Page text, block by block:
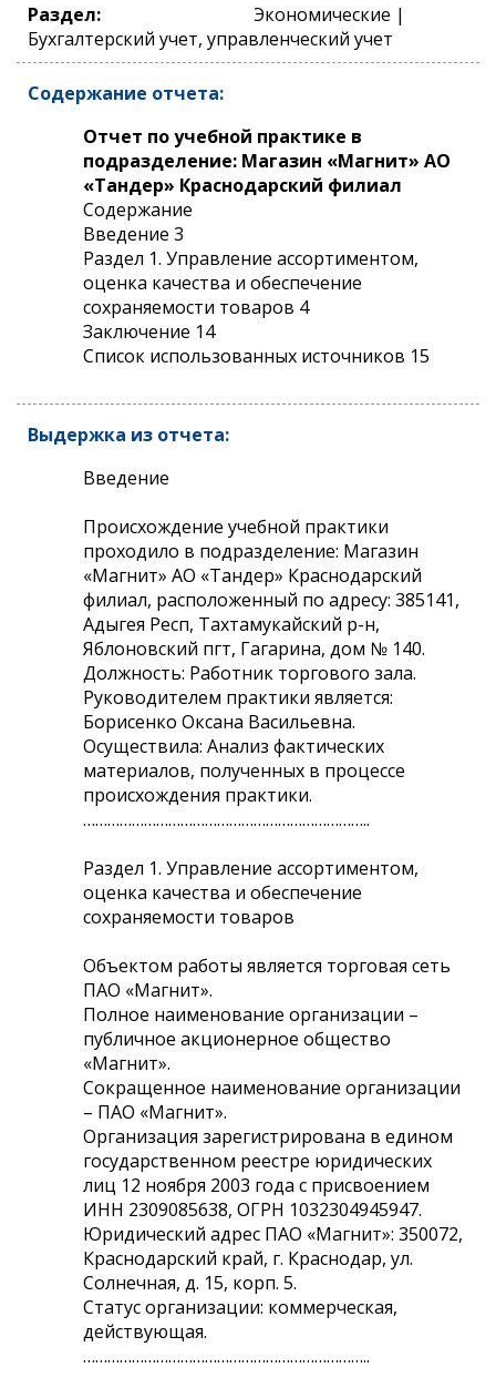
Раздел:
Экономические |
Бухгалтерский учет, управленческий учет
Содержание отчета:
Отчет по учебной практике в
подразделение: Магазин «Магнит» АО
«Тандер» Краснодарский филиал
Содержание
Введение 3
Раздел 1. Управление ассортиментом,
оценка качества и обеспечение
сохраняемости товаров 4
Заключение 14
Список использованных источников 15
Выдержка из отчета:
Введение
Происхождение учебной практики
проходило в подразделение: Магазин
«Магнит» АО «Тандер» Краснодарский
филиал, расположенный по адресу: 385141,
Адыгея Респ, Тахтамукайский р-н,
Яблоновский пгт, Гагарина, дом № 140.
Должность: Работник торгового зала.
Руководителем практики является:
Борисенко Оксана Васильевна.
Осуществила: Анализ фактических
материалов, полученных в процессе
происхождения практики.
……………………………………………………………..
Раздел 1. Управление ассортиментом,
оценка качества и обеспечение
сохраняемости товаров
Объектом работы является торговая сеть
ПАО «Магнит».
Полное наименование организации –
публичное акционерное общество
«Магнит».
Сокращенное наименование организации
– ПАО «Магнит».
Организация зарегистрирована в едином
государственном реестре юридических
лиц 12 ноября 2003 года с присвоением
ИНН 2309085638, ОГРН 1032304945947.
Юридический адрес ПАО «Магнит»: 350072,
Краснодарский край, г. Краснодар, ул.
Солнечная, д. 15, корп. 5.
Статус организации: коммерческая,
действующая.
……………………………………………………………..